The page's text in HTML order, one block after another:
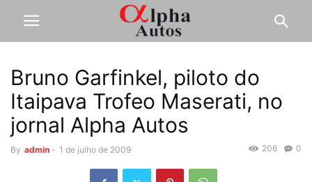
Bruno Garfinkel, piloto do
Itaipava Trofeo Maserati, no
jornal Alpha Autos
By admin - 1 de julho de 2009 0
206